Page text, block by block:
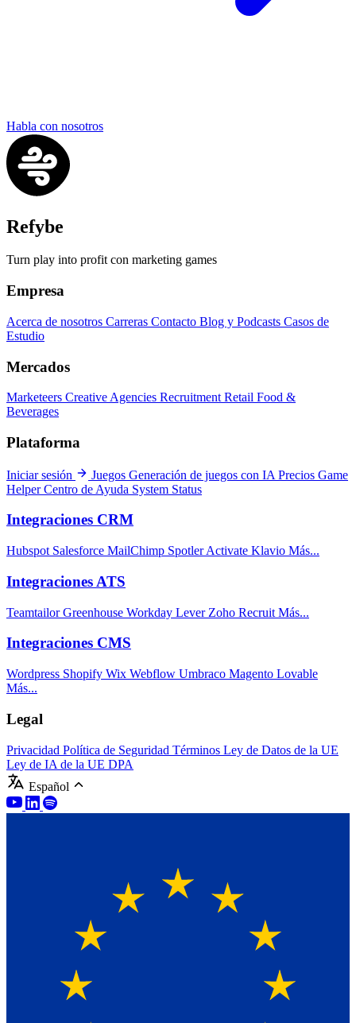
Habla con nosotros
Refybe
Turn play into profit con marketing games
Empresa
Acerca de nosotros Carreras Contacto Blog y Podcasts Casos de
Estudio
Mercados
Marketeers Creative Agencies Recruitment Retail Food &
Beverages
Plataforma
Iniciar sesión Juegos Generación de juegos con IA Precios Game
HelperCentro de Ayuda System Status
Integraciones CRM
Hubspot Salesforce MailChimp Spotler Activate Klavio Más...
Integraciones ATS
TeamtailorGreenhouse Workday Lever Zoho Recruit Más...
Integraciones CMS
Wordpress Shopify Wix Webflow Umbraco Magento Lovable
Más...
Legal
Privacidad Política de Seguridad Términos Ley de Datos de la UE
Ley de IA de la UE DPA
Español